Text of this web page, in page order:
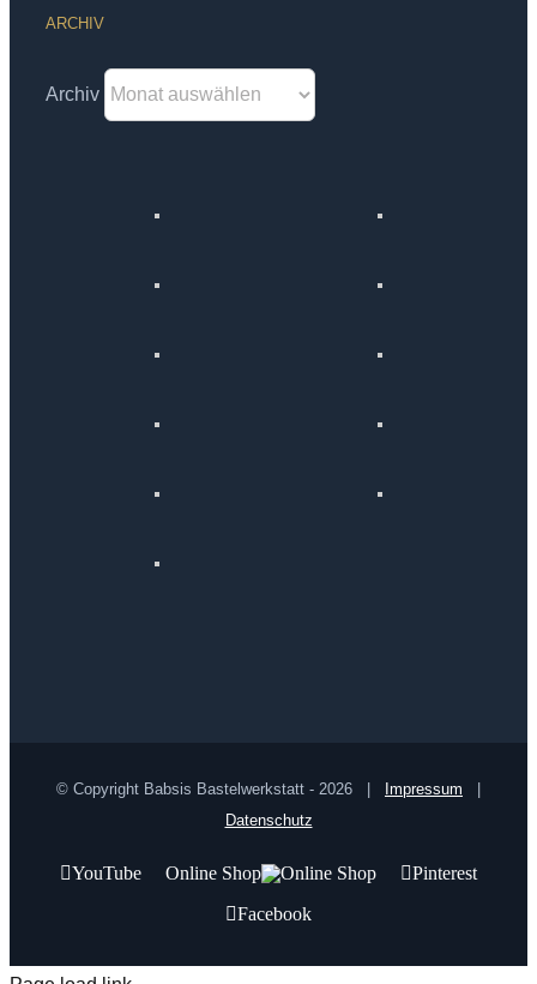
ARCHIV
Archiv
© Copyright Babsis Bastelwerkstatt - 2026 | Impressum
Datenschutz
YouTube Online Shop
Pinterest
Facebook